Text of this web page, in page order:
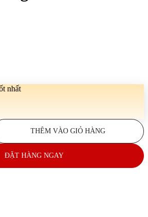
nhất
THÊM VÀO GIỎ HÀNG
ĐẶT HÀNG NGAY